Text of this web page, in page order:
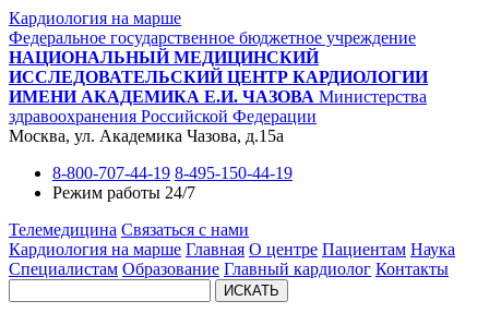
Кардиология на марше
Федеральное государственное бюджетное учреждение
НАЦИОНАЛЬНЫЙ МЕДИЦИНСКИЙ
ИССЛЕДОВАТЕЛЬСКИЙ ЦЕНТР КАРДИОЛОГИИ
ИМЕНИ АКАДЕМИКА Е.И. ЧАЗОВА Министерства
здравоохранения Российской Федерации
Москва, ул. Академика Чазова, д.15а
8-800-707-44-19 8-495-150-44-19
Режим работы 24/7
Телемедицина Связаться с нами
Кардиология на марше Главная О центре Пациентам Наука
Специалистам Образование Главный кардиолог Контакты
ИСКАТЬ